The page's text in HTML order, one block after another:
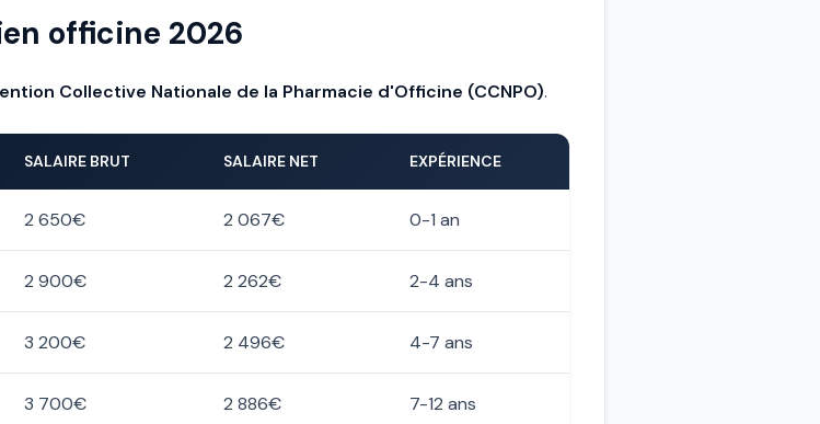
officine 2026
Collective Nationale de la Pharmacie d'Officine (CCNPO).
SALAIRE BRUT SALAIRE NET EXPÉRIENCE
2 650€ 2 067€ 0-1 an
2 900€ 2 262€ 2-4 ans
3 200€ 2 496€ 4-7 ans
3 700€ 2 886€ 7-12 ans